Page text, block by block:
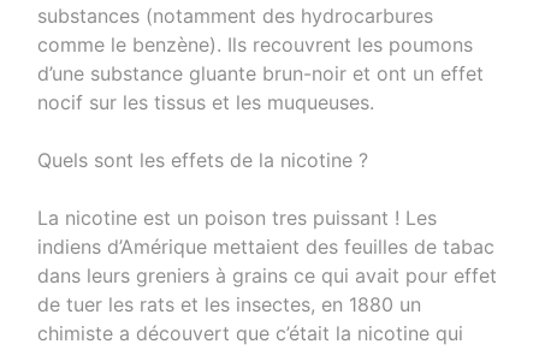
substances (notamment des hydrocarbures
comme le benzène). Ils recouvrent les poumons
d’une substance gluante brun-noir et ont un effet
nocif sur les tissus et les muqueuses.
Quels sont les effets de la nicotine ?
La nicotine est un poison tres puissant ! Les
indiens d’Amérique mettaient des feuilles de tabac
dans leurs greniers à grains ce qui avait pour effet
de tuer les rats et les insectes, en 1880 un
chimiste a découvert que c’était la nicotine qui